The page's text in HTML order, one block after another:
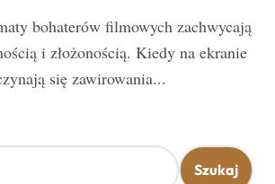
i złożonością. Kiedy na ekranie
się zawirowania...